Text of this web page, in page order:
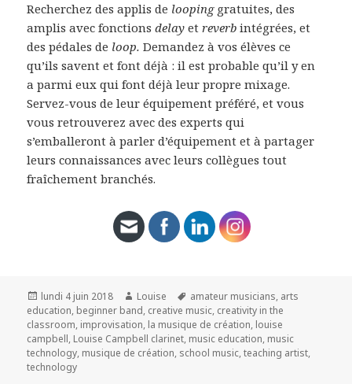
Recherchez des applis de looping gratuites, des
amplis avec fonctionsdelay etreverb intégrées, et
des pédales de loop.Demandez à vos élèves ce
qu’ils savent et font déjà : il est probable qu’il y en
a parmi eux qui font déjà leur propre mixage.
Servez-vous de leur équipement préféré, et vous
vous retrouverez avec des experts qui
s’emballeront à parler d’équipement et à partager
leurs connaissances avec leurs collègues tout
fraîchement branchés.
Publié
le
lundi 4 juin 2018 Auteur
Louise
Mots-
clés
amateur musicians, arts
education, beginner band, creative music, creativity in the
classroom, improvisation, la musique de création, louise
campbell, Louise Campbell clarinet, music education, music
technology, musique de création, school music,teaching artist,
technology